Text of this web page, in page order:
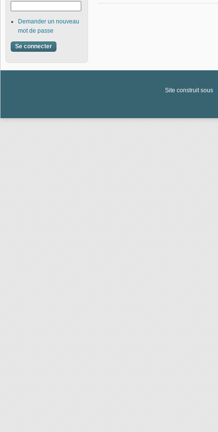
Demander un nouveau
mot de passe
Site construit sous